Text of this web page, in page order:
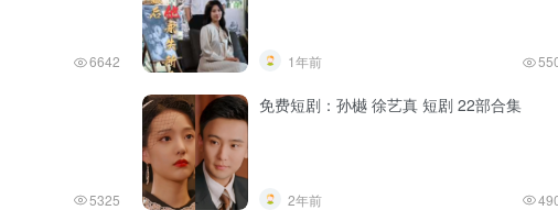
6642 1年前
5325
免费短剧：孙樾 徐艺真 短剧 22部合集
2年前